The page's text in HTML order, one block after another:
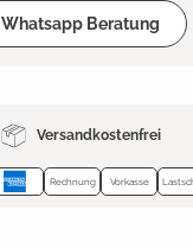
Whatsapp Beratung
Versandkostenfrei
Rechnung Vorkasse